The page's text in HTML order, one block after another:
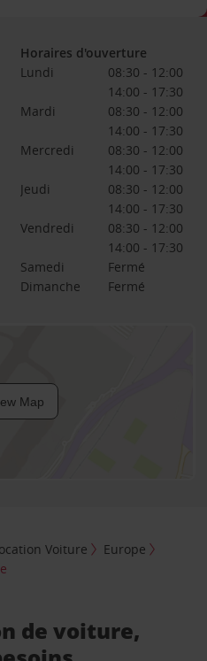
Horaires d'ouverture
Lundi
08:30 - 12:00
14:00 - 17:30
Mardi
08:30 - 12:00
14:00 - 17:30
Mercredi
08:30 - 12:00
14:00 - 17:30
Jeudi
08:30 - 12:00
14:00 - 17:30
Vendredi
08:30 - 12:00
14:00 - 17:30
Samedi
Fermé
Dimanche
Fermé
Map
Voiture
Europe
de voiture,